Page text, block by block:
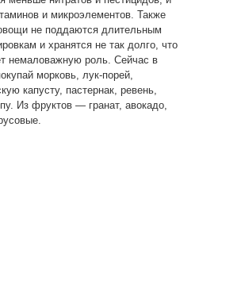
и микроэлементов. Также
не поддаются длительным
и хранятся не так долго, что
немаловажную роль. Сейчас в
морковь, лук-порей,
капусту, пастернак, ревень,
Из фруктов — гранат, авокадо,